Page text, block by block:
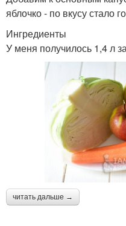
яблочко - по вкусу стало
Ингредиенты
У меня получилось 1,4 л
читать дальше →